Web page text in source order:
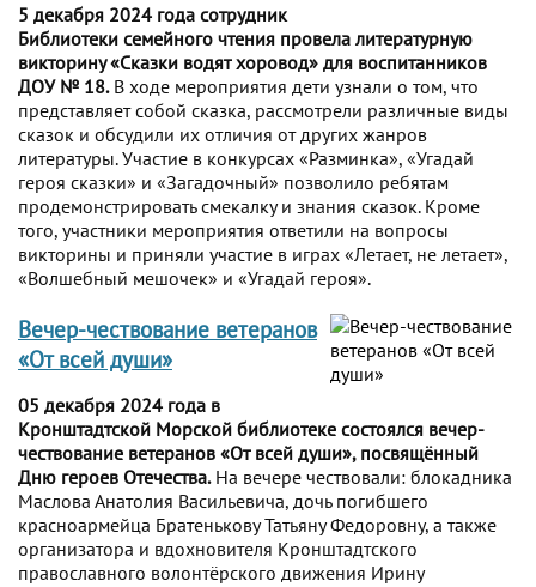
5 декабря 2024 года сотрудник
Библиотеки семейного чтения провела литературную
викторину «Сказки водят хоровод» для воспитанников
ДОУ № 18.В ходе мероприятия дети узнали о том, что
представляет собой сказка, рассмотрели различные виды
сказок и обсудили их отличия от других жанров
литературы. Участие в конкурсах «Разминка», «Угадай
героя сказки» и «Загадочный» позволило ребятам
продемонстрировать смекалку и знания сказок. Кроме
того, участники мероприятия ответили на вопросы
викторины и приняли участие в играх «Летает, не летает»,
«Волшебный мешочек» и «Угадай героя».
Вечер-чествование ветеранов
«От всей души»
05 декабря 2024 года в
Кронштадтской Морской библиотеке состоялся вечер-
чествование ветеранов «От всей души», посвящённый
Дню героев Отечества.На вечере чествовали: блокадника
Маслова Анатолия Васильевича, дочь погибшего
красноармейца Братенькову Татьяну Федоровну, а также
организатора и вдохновителя Кронштадтского
православного волонтёрского движения Ирину